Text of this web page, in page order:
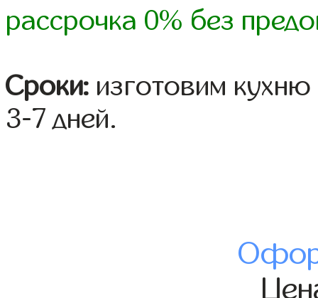
рассрочка 0% без
Сроки: изготовим
3-7 дней.